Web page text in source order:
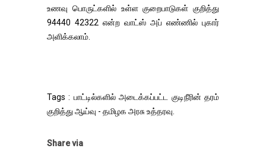
உணவு பொருட்களில் உள்ள குறைபாடுகள் குறித்து
94440 42322 என்ற வாட்ஸ் அப் எண்ணில் புகார்
அளிக்கலாம்.
Tags : பாட்டில்களில் அடைக்கப்பட்ட குடிநீரின் தரம்
குறித்து ஆய்வு - தமிழக அரசு உத்தரவு.
Share via